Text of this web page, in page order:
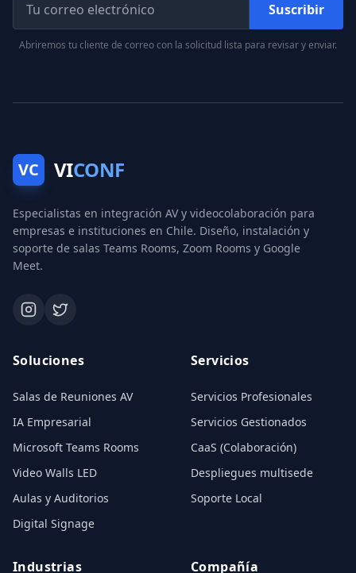
Suscribir
Abriremos tu cliente de correo con la solicitud lista para revisar y enviar.
VC VICONF
Especialistas en integración AV y videocolaboración para
empresas e instituciones en Chile. Diseño, instalación y
soporte de salas Teams Rooms, Zoom Rooms y Google
Meet.
Soluciones
Salas de Reuniones AV
IA Empresarial
Microsoft Teams Rooms
Video Walls LED
Aulas y Auditorios
Digital Signage
Servicios
Servicios Profesionales
Servicios Gestionados
CaaS (Colaboración)
Despliegues multisede
Soporte Local
Industrias Compañía